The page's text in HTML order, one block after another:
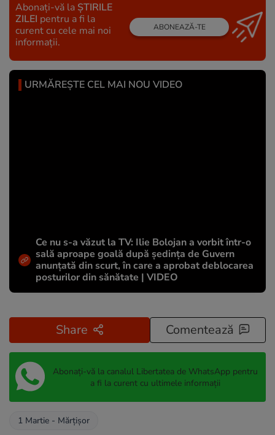
Abonați-vă la ȘTIRILE
ZILEI pentru a fi la
curent cu cele mai noi
informații.
ABONEAZĂ-TE
URMĂREȘTE CEL MAI NOU VIDEO
Ce nu s-a văzut la TV: Ilie Bolojan a vorbit într-o
sală aproape goală după ședința de Guvern
anunțată din scurt, în care a aprobat deblocarea
posturilor din sănătate | VIDEO
Share Comentează
Abonați-vă la canalul Libertatea de WhatsApp pentru
a fi la curent cu ultimele informații
1 Martie - Mărțișor